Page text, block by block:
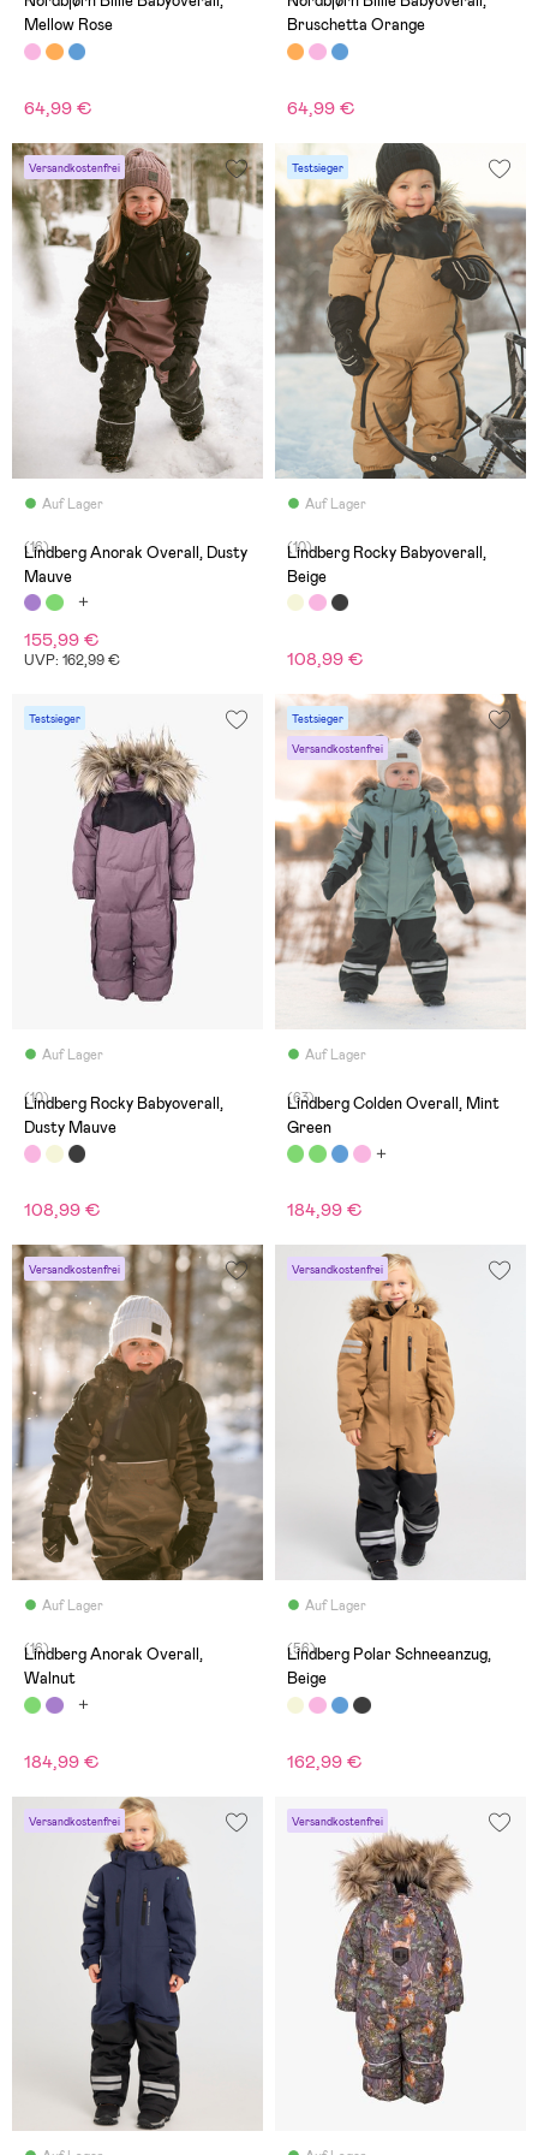
Mellow Rose
64,99 €
Bruschetta Orange
64,99 €
Versandkostenfrei
Auf Lager
(16)
Lindberg Anorak Overall, Dusty
Mauve
155,99 €
UVP: 162,99 €
Testsieger
Auf Lager
(10)
Lindberg Rocky Babyoverall,
Beige
108,99 €
Testsieger
Auf Lager
(10)
Lindberg Rocky Babyoverall,
Dusty Mauve
108,99 €
Testsieger
Versandkostenfrei
Auf Lager
(63)
Lindberg Colden Overall, Mint
Green
184,99 €
Versandkostenfrei
Auf Lager
(16)
Lindberg Anorak Overall,
Walnut
184,99 €
Versandkostenfrei
Auf Lager
(56)
Lindberg Polar Schneeanzug,
Beige
162,99 €
Versandkostenfrei Versandkostenfrei